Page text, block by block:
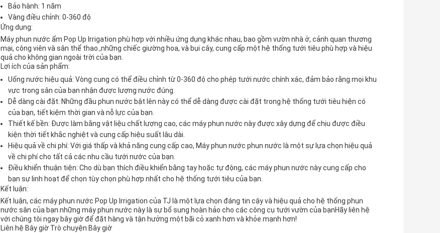
Bảo hành: 1 năm
Vàng điều chỉnh: 0-360 độ
Ứng dụng:
Máy phun nước ẩm Pop Up Irrigation phù hợp với nhiều ứng dụng khác nhau, bao gồm vườn nhà ở, cảnh quan thương
mại, công viên và sân thể thao.,những chiếc giường hoa, và bụi cây, cung cấp một hệ thống tưới tiêu phù hợp và hiệu
quả cho không gian ngoài trời của bạn.
Lợi ích của sản phẩm:
Uống nước hiệu quả: Vòng cung có thể điều chỉnh từ 0-360 độ cho phép tưới nước chính xác, đảm bảo rằng mọi khu
vực trong sân của bạn nhận được lượng nước đúng.
Dễ dàng cài đặt: Những đầu phun nước bật lên này có thể dễ dàng được cài đặt trong hệ thống tưới tiêu hiện có
của bạn, tiết kiệm thời gian và nỗ lực của bạn.
Thiết kế bền: Được làm bằng vật liệu chất lượng cao, các máy phun nước này được xây dựng để chịu được điều
kiện thời tiết khắc nghiệt và cung cấp hiệu suất lâu dài.
Hiệu quả về chi phí: Với giá thấp và khả năng cung cấp cao, Máy phun nước phun nước là một sự lựa chọn hiệu quả
về chi phí cho tất cả các nhu cầu tưới nước của bạn.
Điều khiển thuận tiện: Cho dù bạn thích điều khiển bằng tay hoặc tự động, các máy phun nước này cung cấp cho
bạn sự linh hoạt để chọn tùy chọn phù hợp nhất cho hệ thống tưới tiêu của bạn.
Kết luận:
Kết luận, các máy phun nước Pop Up Irrigation của TJ là một lựa chọn đáng tin cậy và hiệu quả cho hệ thống phun
nước sân của bạn.những máy phun nước này là sự bổ sung hoàn hảo cho các công cụ tưới vườn của bạnHãy liên hệ
với chúng tôi ngay bây giờ để đặt hàng và tận hưởng một bãi cỏ xanh hơn và khỏe mạnh hơn!
Liên hệ Bây giờ Trò chuyện Bây giờ